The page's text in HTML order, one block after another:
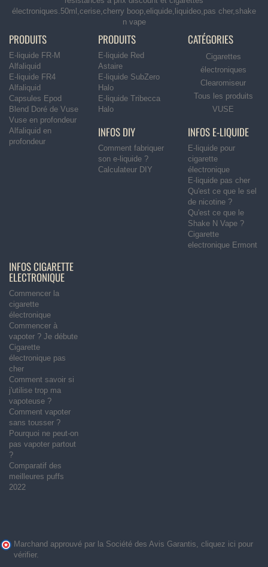
électroniques.50ml,cerise,cherry boop,eliquide,liquideo,pas cher,shake
n vape
PRODUITS
E-liquide FR-M
Alfaliquid
E-liquide FR4
Alfaliquid
Capsules Epod
Blend Doré de Vuse
Vuse en profondeur
Alfaliquid en
profondeur
PRODUITS
E-liquide Red
Astaire
E-liquide SubZero
Halo
E-liquide Tribecca
Halo
CATÉGORIES
Cigarettes
électroniques
Clearomiseur
Tous les produits
VUSE
INFOS DIY
Comment fabriquer
son e-liquide ?
Calculateur DIY
INFOS E-LIQUIDE
E-liquide pour
cigarette
électronique
E-liquide pas cher
Qu'est ce que le sel
de nicotine ?
Qu'est ce que le
Shake N Vape ?
Cigarette
electronique Ermont
INFOS CIGARETTE
ELECTRONIQUE
Commencer la
cigarette
électronique
Commencer à
vapoter ? Je débute
Cigarette
électronique pas
cher
Comment savoir si
j'utilise trop ma
vapoteuse ?
Comment vapoter
sans tousser ?
Pourquoi ne peut-on
pas vapoter partout
?
Comparatif des
meilleures puffs
2022
Marchand approuvé par la Société des Avis Garantis, cliquez ici pour
vérifier.